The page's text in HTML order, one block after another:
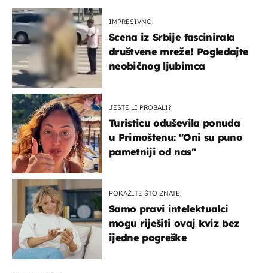
IMPRESIVNO!
Scena iz Srbije fascinirala
društvene mreže! Pogledajte
neobičnog ljubimca
JESTE LI PROBALI?
Turisticu oduševila ponuda
u Primoštenu: "Oni su puno
pametniji od nas"
POKAŽITE ŠTO ZNATE!
Samo pravi intelektualci
mogu riješiti ovaj kviz bez
ijedne pogreške